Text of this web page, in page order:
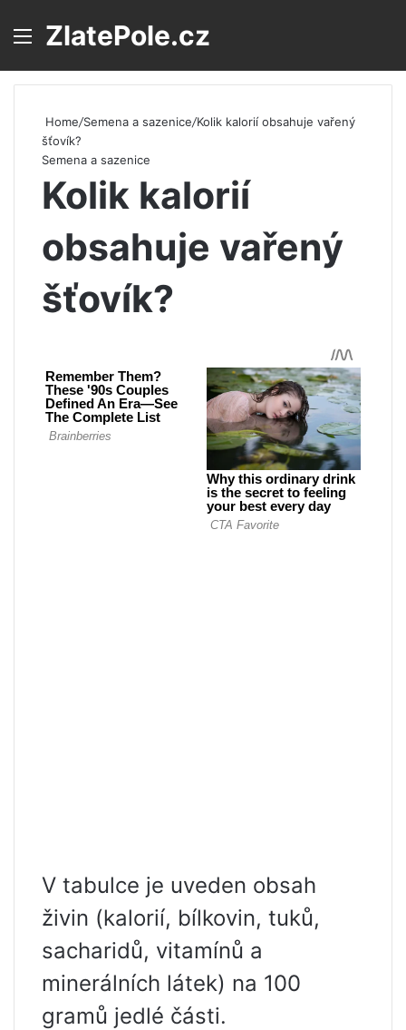
Menu
ZlatePole.cz
Home/Semena a sazenice/Kolik kalorií obsahuje vařený
šťovík?
Semena a sazenice
Kolik kalorií
obsahuje vařený
šťovík?
V tabulce je uveden obsah
živin (kalorií, bílkovin, tuků,
sacharidů, vitamínů a
minerálních látek) na 100
gramů jedlé části.